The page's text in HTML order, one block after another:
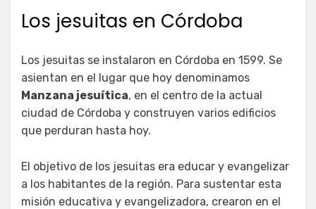
Los jesuitas en Córdoba
Los jesuitas se instalaron en Córdoba en 1599. Se
asientan en el lugar que hoy denominamos
Manzana jesuítica, en el centro de la actual
ciudad de Córdoba y construyen varios edificios
que perduran hasta hoy.
El objetivo de los jesuitas era educar y evangelizar
a los habitantes de la región. Para sustentar esta
misión educativa y evangelizadora, crearon en el